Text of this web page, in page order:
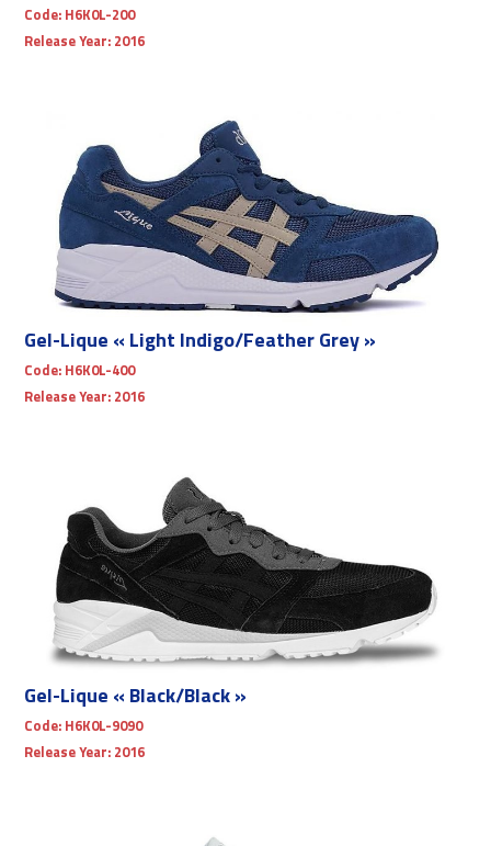
Code: H6K0L-200
Release Year: 2016
Gel-Lique « Light Indigo/Feather Grey »
Code: H6K0L-400
Release Year: 2016
Gel-Lique « Black/Black »
Code: H6K0L-9090
Release Year: 2016